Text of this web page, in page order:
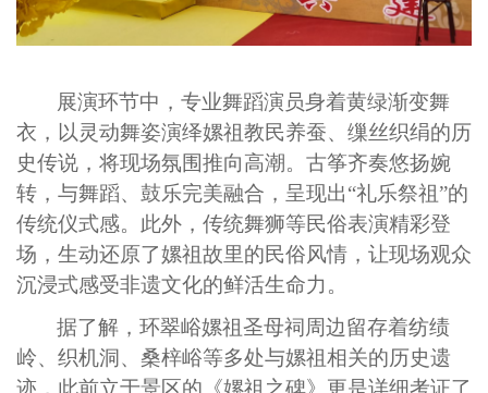
展演环节中，专业舞蹈演员身着黄绿渐变舞
衣，以灵动舞姿演绎嫘祖教民养蚕、缫丝织绢的历
史传说，将现场氛围推向高潮。古筝齐奏悠扬婉
转，与舞蹈、鼓乐完美融合，呈现出“礼乐祭祖”的
传统仪式感。此外，传统舞狮等民俗表演精彩登
场，生动还原了嫘祖故里的民俗风情，让现场观众
沉浸式感受非遗文化的鲜活生命力。
据了解，环翠峪嫘祖圣母祠周边留存着纺绩
岭、织机洞、桑梓峪等多处与嫘祖相关的历史遗
迹，此前立于景区的《嫘祖之碑》更是详细考证了